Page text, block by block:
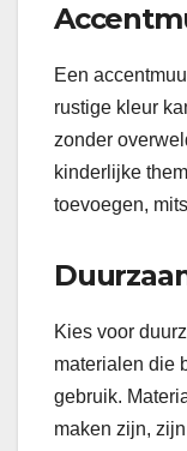
Een
rustige kleur
zonder
kinderlijke
toevoegen,
Kies voor
materialen die
gebruik.
maken zijn,